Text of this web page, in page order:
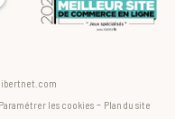
Paramétrer les cookies- Plan du site